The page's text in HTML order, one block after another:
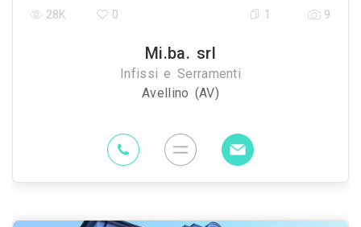
Mi.ba. srl
Infissi e Serramenti
Avellino (AV)
28K 0 1 9